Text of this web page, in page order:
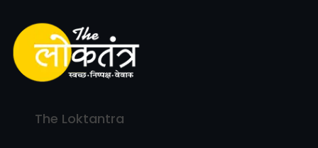
The Loktantra